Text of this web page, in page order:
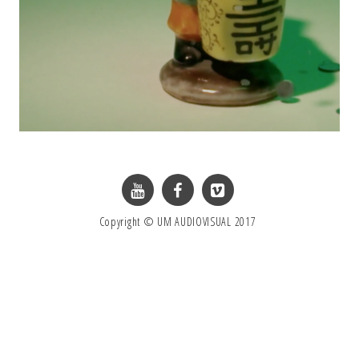
Copyright © UM AUDIOVISUAL 2017